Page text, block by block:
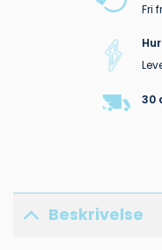
Fri
30
Beskrivelse